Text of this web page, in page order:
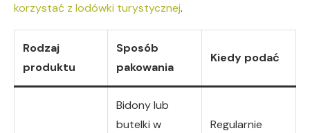
korzystać z lodówki turystycznej.
Rodzaj
produktu
Sposób
pakowania
Kiedy podać
Bidony lub
butelki w
Regularnie